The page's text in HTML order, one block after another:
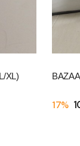
XL)
17%